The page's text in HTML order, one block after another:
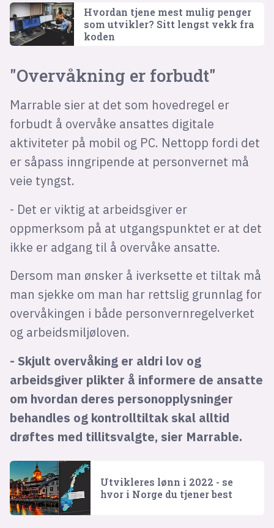
Hvordan tjene mest mulig penger
som utvikler? Sitt lengst vekk fra
koden
"Overvåkning er forbudt"
Marrable sier at det som hovedregel er
forbudt å overvåke ansattes digitale
aktiviteter på mobil og PC. Nettopp fordi det
er såpass inngripende at personvernet må
veie tyngst.
- Det er viktig at arbeidsgiver er
oppmerksom på at utgangspunktet er at det
ikke er adgang til å overvåke ansatte.
Dersom man ønsker å iverksette et tiltak må
man sjekke om man har rettslig grunnlag for
overvåkingen i både personvernregelverket
og arbeidsmiljøloven.
- Skjult overvåking er aldri lov og
arbeidsgiver plikter å informere de ansatte
om hvordan deres personopplysninger
behandles og kontrolltiltak skal alltid
drøftes med tillitsvalgte, sier Marrable.
Utvikleres lønn i 2022 - se
hvor i Norge du tjener best